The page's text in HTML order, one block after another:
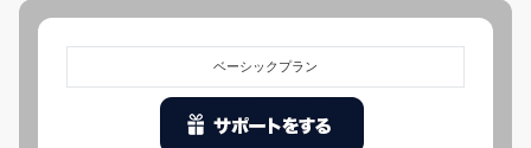
ベーシックプラン